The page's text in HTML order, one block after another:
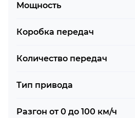
Мощность
Коробка передач
Количество передач
Тип привода
Разгон от 0 до 100 км/ч